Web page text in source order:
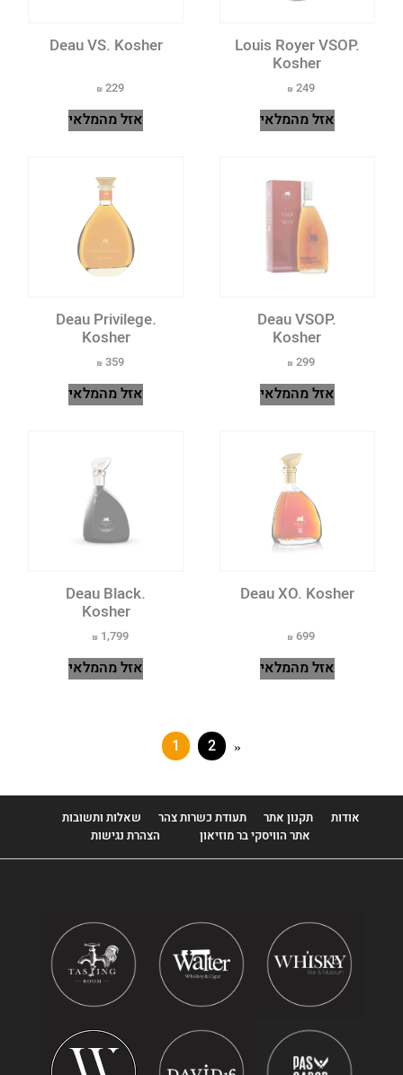
Louis Royer VSOP.
Kosher
249
אזל מהמלאי
Deau VS. Kosher
229
אזל מהמלאי
Deau VSOP.
Kosher
299
אזל מהמלאי
Deau Privilege.
Kosher
359
אזל מהמלאי
Deau XO. Kosher
699
אזל מהמלאי
Deau Black.
Kosher
1,799
אזל מהמלאי
1 2 »
אודות תקנון אתר תעודת כשרות צהר
שאלות ותשובות
אתר הוויסקי בר מוזיאון
הצהרת נגישות